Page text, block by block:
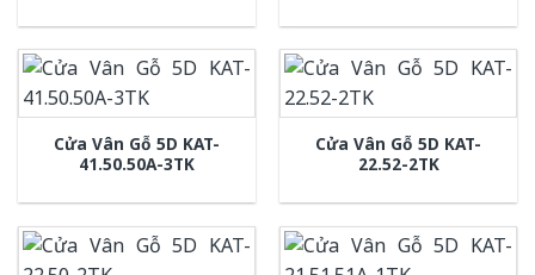
Cửa Vân Gỗ 5D KAT-
41.50.50A-3TK
Cửa Vân Gỗ 5D KAT-
22.52-2TK